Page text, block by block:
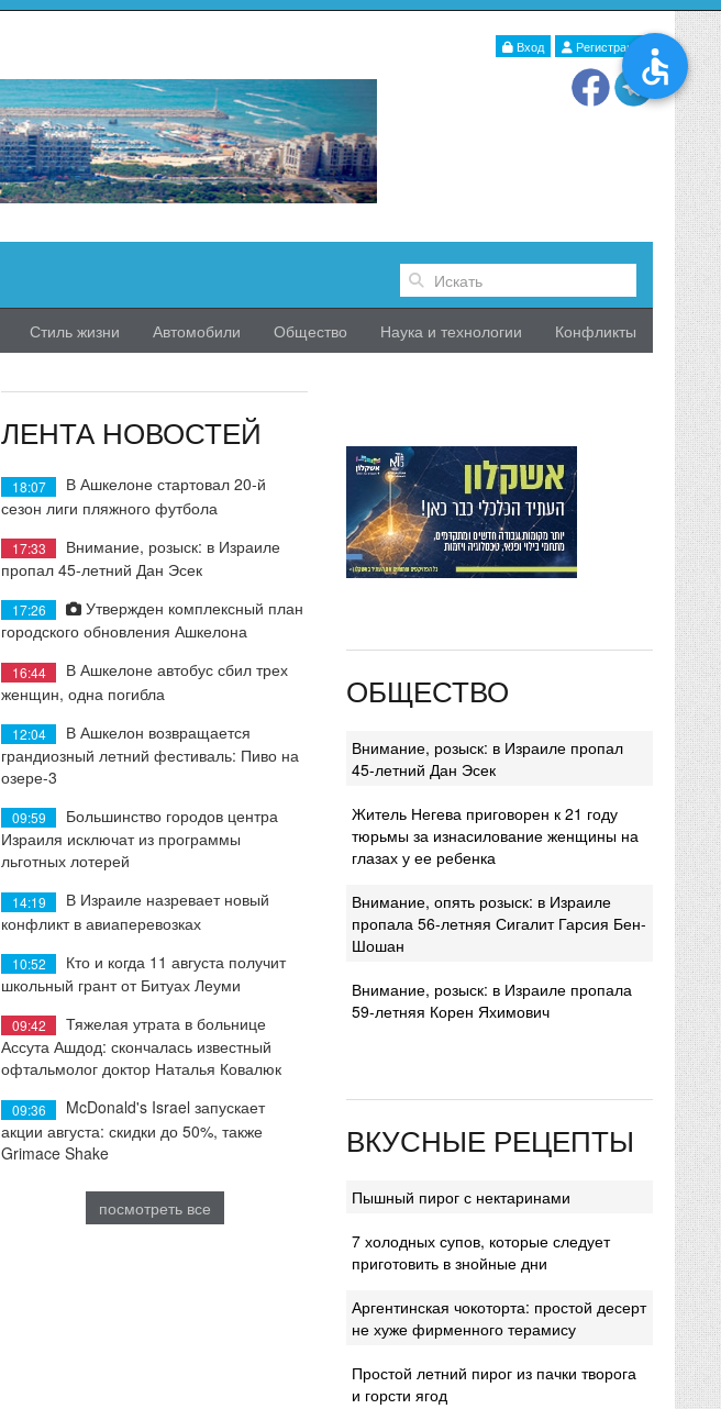
Вход Регистрация
Стиль жизни Автомобили Общество Наука и технологии Конфликты
ЛЕНТА НОВОСТЕЙ
18:07
В Ашкелоне стартовал 20-й
сезон лиги пляжного футбола
17:33
Внимание, розыск: в Израиле
пропал 45-летний Дан Эсек
17:26
Утвержден комплексный план
городского обновления Ашкелона
16:44
В Ашкелоне автобус сбил трех
женщин, одна погибла
12:04
В Ашкелон возвращается
грандиозный летний фестиваль: Пиво на
озере-3
09:59
Большинство городов центра
Израиля исключат из программы
льготных лотерей
14:19
В Израиле назревает новый
конфликт в авиаперевозках
10:52
Кто и когда 11 августа получит
школьный грант от Битуах Леуми
09:42
Тяжелая утрата в больнице
Ассута Ашдод: скончалась известный
офтальмолог доктор Наталья Ковалюк
09:36
McDonald's Israel запускает
акции августа: скидки до 50%, также
Grimace Shake
посмотреть все
ОБЩЕСТВО
Внимание, розыск: в Израиле пропал
45-летний Дан Эсек
Житель Негева приговорен к 21 году
тюрьмы за изнасилование женщины на
глазах у ее ребенка
Внимание, опять розыск: в Израиле
пропала 56-летняя Сигалит Гарсия Бен-
Шошан
Внимание, розыск: в Израиле пропала
59-летняя Корен Яхимович
ВКУСНЫЕ РЕЦЕПТЫ
Пышный пирог с нектаринами
7 холодных супов, которые следует
приготовить в знойные дни
Аргентинская чокоторта: простой десерт
не хуже фирменного терамису
Простой летний пирог из пачки творога
и горсти ягод